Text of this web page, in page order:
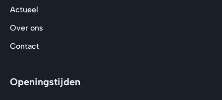
Actueel
Over ons
Contact
Openingstijden